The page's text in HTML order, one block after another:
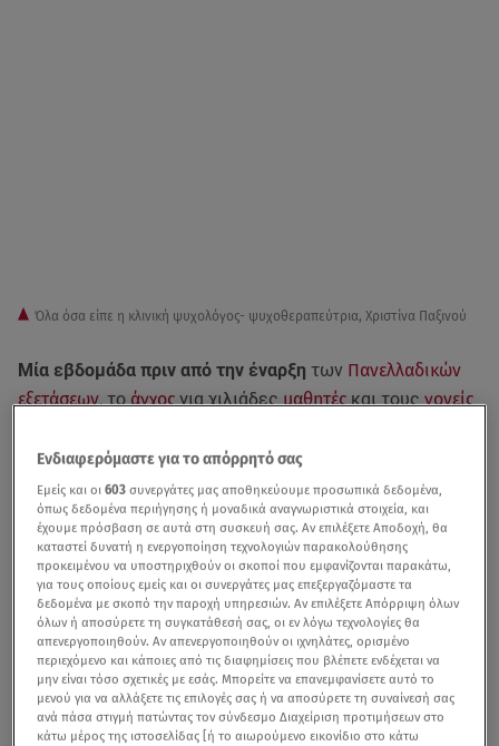
Όλα όσα είπε η κλινική ψυχολόγος- ψυχοθεραπεύτρια, Χριστίνα Παξινoύ
Μία εβδομάδα πριν από την έναρξη των Πανελλαδικών
εξετάσεων, τοάγχοςγια χιλιάδεςμαθητέςκαι τουςγονείς
μετατρέψουν οιέφηβοιτο διαλυτικό άγχος των
Πανελλαδικών, σεπαραγωγικόκαι πώς μπορούν οι
γονείς να σταθούναρωγοί στη δύσκολη αυτή δοκιμασία
των παιδιών τους;
«Το άγχος είναι καταρχήν παραγωγικό και λειτουργικό
συναίσθημα, αφού μας κινητοποιεί να αντεπεξέλθουμε σε
μια κατάσταση. Όταν όμως γίνεται έντονο και μη
ελεγχόμενο, τότε εκδηλώνεται με σωματικές
ενοχλήσεις(πονοκέφαλος, πόνος στο στομάχι,
ταχυκαρδία, ζάλη, δυσκολία στον ύπνο και τη διατροφή
Ενδιαφερόμαστε για το απόρρητό σας
Εμείς και οι603 συνεργάτες μας αποθηκεύουμε προσωπικά δεδομένα,
όπως δεδομένα περιήγησης ή μοναδικά αναγνωριστικά στοιχεία, και
έχουμε πρόσβαση σε αυτά στη συσκευή σας. Αν επιλέξετε Αποδοχή, θα
καταστεί δυνατή η ενεργοποίηση τεχνολογιών παρακολούθησης
προκειμένου να υποστηριχθούν οι σκοποί που εμφανίζονται παρακάτω,
για τους οποίους εμείς και οι συνεργάτες μας επεξεργαζόμαστε τα
δεδομένα με σκοπό την παροχή υπηρεσιών. Αν επιλέξετε Απόρριψη όλων
όλων ή αποσύρετε τη συγκατάθεσή σας, οι εν λόγω τεχνολογίες θα
απενεργοποιηθούν. Αν απενεργοποιηθούν οι ιχνηλάτες, ορισμένο
περιεχόμενο και κάποιες από τις διαφημίσεις που βλέπετε ενδέχεται να
μην είναι τόσο σχετικές με εσάς. Μπορείτε να επανεμφανίσετε αυτό το
μενού για να αλλάξετε τις επιλογές σας ή να αποσύρετε τη συναίνεσή σας
ανά πάσα στιγμή πατώντας τον σύνδεσμο Διαχείριση προτιμήσεων στο
κάτω μέρος της ιστοσελίδας [ή το αιωρούμενο εικονίδιο στο κάτω